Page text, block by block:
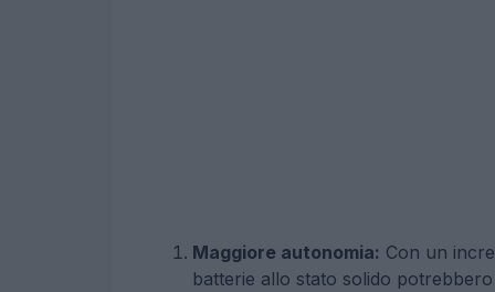
Maggiore autonomia: Con un
batterie allo stato solido